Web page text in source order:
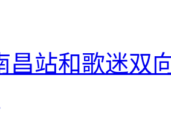
昌站和歌迷双